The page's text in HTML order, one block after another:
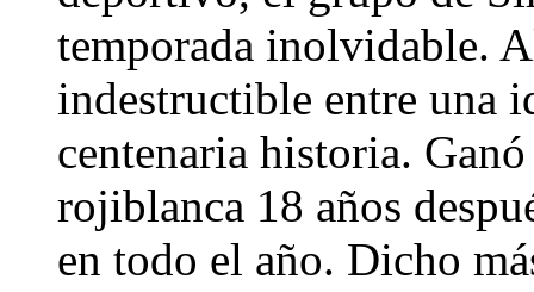
temporada inolvidable.
indestructible entre una
centenaria historia.
rojiblanca 18 años
en todo el año. Dicho